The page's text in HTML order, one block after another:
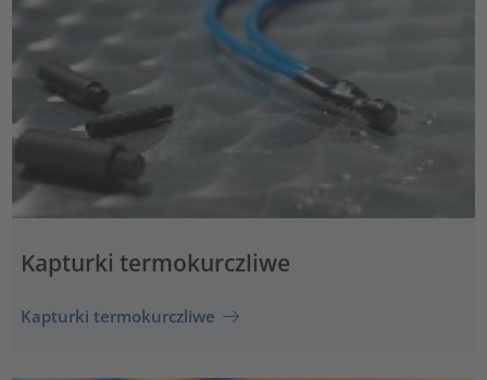
Kapturki termokurczliwe
Kapturki termokurczliwe